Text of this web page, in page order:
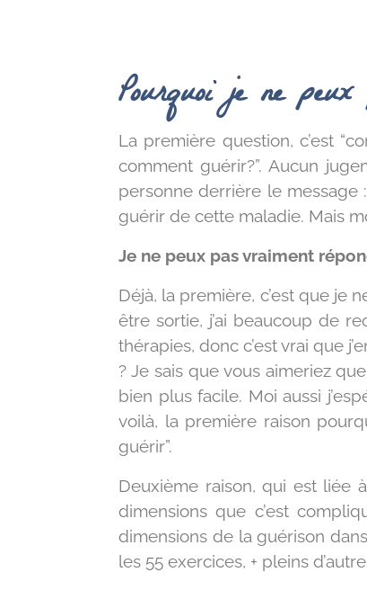
Pourquoi je ne
La première question, c’est
comment guérir?”. Aucun
personne derrière le message
guérir de cette maladie. Mais
Je ne peux pas vraiment
Déjà, la première, c’est que je
être sortie, j’ai beaucoup de
thérapies, donc c’est vrai que
? Je sais que vous aimeriez
bien plus facile. Moi aussi
voilà, la première raison
guérir”.
Deuxième raison, qui est liée
dimensions que c’est
dimensions de la guérison
les 55 exercices, + pleins